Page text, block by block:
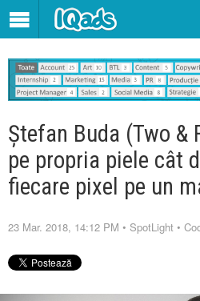
Ștefan Buda (Two &
pe propria piele cât
fiecare pixel pe un
23 Mar. 2018, 14:12 PM • SpotLight •